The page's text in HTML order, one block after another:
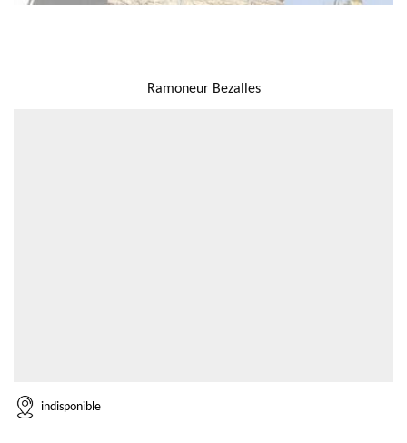
Ramoneur Bezalles
indisponible